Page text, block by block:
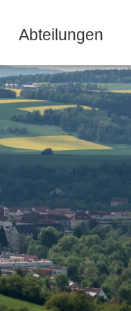
Abteilungen